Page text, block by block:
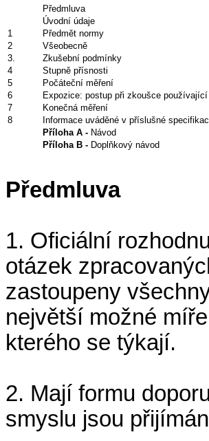
Předmluva
Úvodní údaje
1
Předmět normy
2
Všeobecně
3.
Zkušební podmínky
4
Stupně přísnosti
5
Počáteční měření
6
Expozice: postup při zkoušce
7
Konečná měření
8
Informace uváděné v příslušné
Příloha A - Návod
Příloha B - Doplňkový návod
Předmluva
1. Oficiální
otázek
zastoupeny
největší možné
kterého se týkají.
2. Mají formu
smyslu jsou